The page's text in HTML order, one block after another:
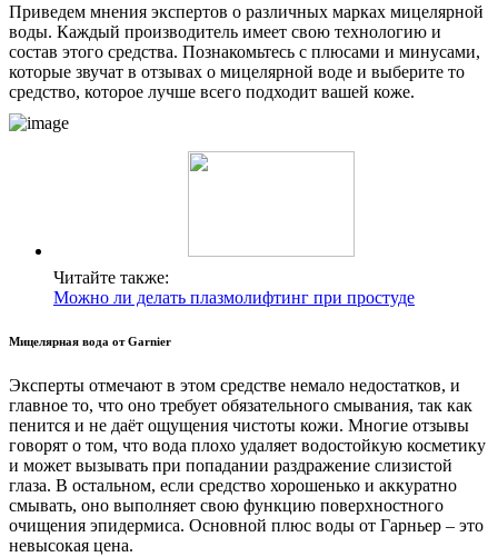
Приведем мнения экспертов о различных марках мицелярной
воды. Каждый производитель имеет свою технологию и
состав этого средства. Познакомьтесь с плюсами и минусами,
которые звучат в отзывах о мицелярной воде и выберите то
средство, которое лучше всего подходит вашей коже.
Читайте также:
Можно ли делать плазмолифтинг при простуде
Мицелярная вода от Garnier
Эксперты отмечают в этом средстве немало недостатков, и
главное то, что оно требует обязательного смывания, так как
пенится и не даёт ощущения чистоты кожи. Многие отзывы
говорят о том, что вода плохо удаляет водостойкую косметику
и может вызывать при попадании раздражение слизистой
глаза. В остальном, если средство хорошенько и аккуратно
смывать, оно выполняет свою функцию поверхностного
очищения эпидермиса. Основной плюс воды от Гарньер – это
невысокая цена.